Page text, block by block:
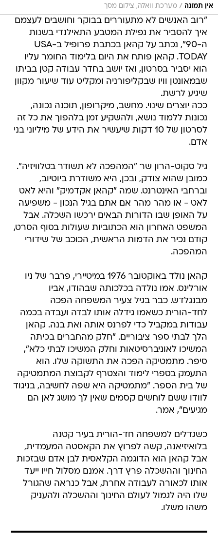
אין תמונה / מערכת וואלה, צילום מסך
"רוב האנשים לא מתעוררים בבוקר וחושבים לעצמם
איך להסביר את נפילת המטבע התאילנדי בשנות
ה-90", נכתב על קהאן בכתבת פרופיל ב-USA
TODAY. קהאן פותח את היום בלימוד החומר עליו
הוא יסביר בסרטון, ואז יושב בחדר עבודה קטן בביתו
שבמאונטן וויו שבקליפורניה ומקליט עוד שיעור מקוון
שיגיע לרשת.
ככה יוצרים שינוי. מחשב, מיקרופון, תוכנה נכונה,
נכונות ללמוד נושא, ולהשקיע זמן בלהפוך את כל זה
לסרטון של 10 דקות שיעשיר את הידע של מיליוני בני
אדם.
גיל סקוט-הרון שר "המהפכה לא תשודר בטלוויזיה".
כמובן שהוא צודק, ובכן, היא משודרת ביוטיוב,
וברחבי האינטרנט. שמה "קהאן אקדמיק" והיא לאט
לאט - או מהר מהר אם אתם בגיל הנכון - משפיעה
על האופן שבו הדורות הבאים ירכשו השכלה. אבל
המשפט האחרון הוא הכתוביות שעולות בסוף הסרט,
קודם נכיר את הדמות הראשית, הכוכב של שידורי
המהפכה.
קהאן נולד באוקטובר 1976 במיטיירי, פרבר של ניו
אורלינס. אמו נולדה בכלכותה שבהודו, אביו
מבנגלדש. כבר בגיל צעיר המשפחה הפכה
לחד-הורית כשאמו גידלה אותו לבדה ועבדה בכמה
עבודות במקביל כדי לפרנס אותה ואת בנה. קהאן
הלך לבתי ספר ציבוריים. "חלק מהחברים בכיתה
המשיכו לאוניברסיטאות וחלק המשיכו לבתי כלא",
סיפר. מתמטיקה הפכה את התשוקה שלו. הוא
התעמק בספרי לימוד והצטרף לקבוצת המתמטיקה
של בית הספר. "מתמטיקה היא שפה לחשיבה, בניגוד
לוודו ששם לוחשים קסמים שאין לך מושג לאן הם
מגיעים", אמר.
כשגדלים למשפחה חד-הורית בעיר קטנה
בלואיזיאנה, קשה לפרוץ את הקאסטה המעמדית,
אבל קהאן הוא הדוגמה הקלאסית לבן אדם שבזכות
החינוך וההשכלה פרץ דרך. אמנם מסלול חייו ייעד
אותו לכאורה לעבודה אחרת, אבל כנראה שהגורל
שלו היה לגמול לעולם החינוך וההשכלה ולהעניק
משהו משלו.